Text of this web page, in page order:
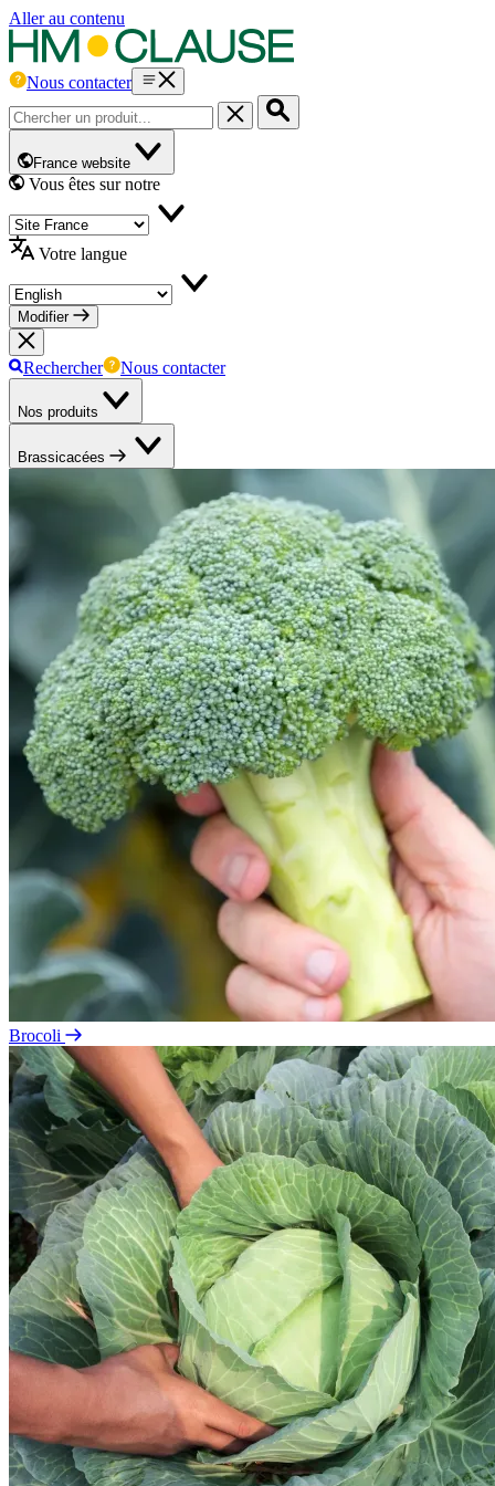
Aller au contenu
Nous contacter
France website
Vous êtes sur notre
Votre langue
Modifier
Rechercher Nous contacter
Nos produits
Brassicacées
Brocoli